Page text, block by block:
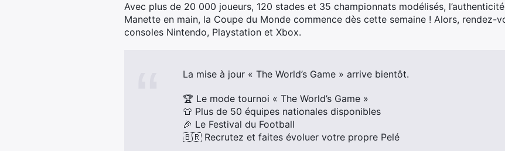
Avec plus de 20 000 joueurs, 120 stades et 35 championnats modélisés,
Manette en main, la Coupe du Monde commence dès cette semaine ! Alors, rendez-
consoles Nintendo, Playstation et Xbox.
La mise à jour « The World’s Game » arrive bientôt.
🏆 Le mode tournoi « The World’s Game »
👕 Plus de 50 équipes nationales disponibles
🎉 Le Festival du Football
🇧🇷 Recrutez et faites évoluer votre propre Pelé